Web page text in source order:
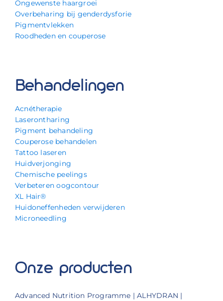
Ongewenste haargroei
Overbeharing bij genderdysforie
Pigmentvlekken
Roodheden en couperose
Behandelingen
Acnétherapie
Laserontharing
Pigment behandeling
Couperose behandelen
Tattoo laseren
Huidverjonging
Chemische peelings
Verbeteren oogcontour
XL Hair®
Huidoneffenheden verwijderen
Microneedling
Onze producten
Advanced Nutrition Programme | ALHYDRAN |